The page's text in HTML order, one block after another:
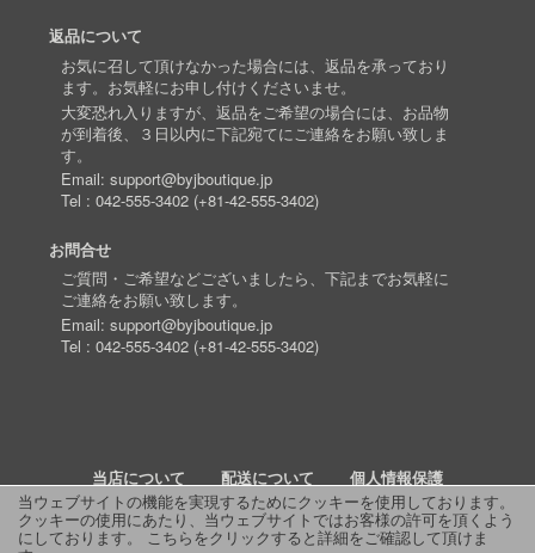
当ウェブサイトの機能を実現するためにクッキーを使用しております。
クッキーの使用にあたり、当ウェブサイトではお客様の許可を頂くよう
にしております。 こちらをクリックすると詳細をご確認して頂けま
返品について
お気に召して頂けなかった場合には、返品を承っており
ます。お気軽にお申し付けくださいませ。
大変恐れ入りますが、返品をご希望の場合には、お品物
が到着後、３日以内に下記宛てにご連絡をお願い致しま
す。
Email: support@byjboutique.jp
Tel : 042-555-3402(+81-42-555-3402)
お問合せ
ご質問・ご希望などございましたら、下記までお気軽に
ご連絡をお願い致します。
Email: support@byjboutique.jp
Tel : 042-555-3402(+81-42-555-3402)
当店について 配送について
個人情報保護
詳細検索
よくあるご質問 お問い合わせ RSS